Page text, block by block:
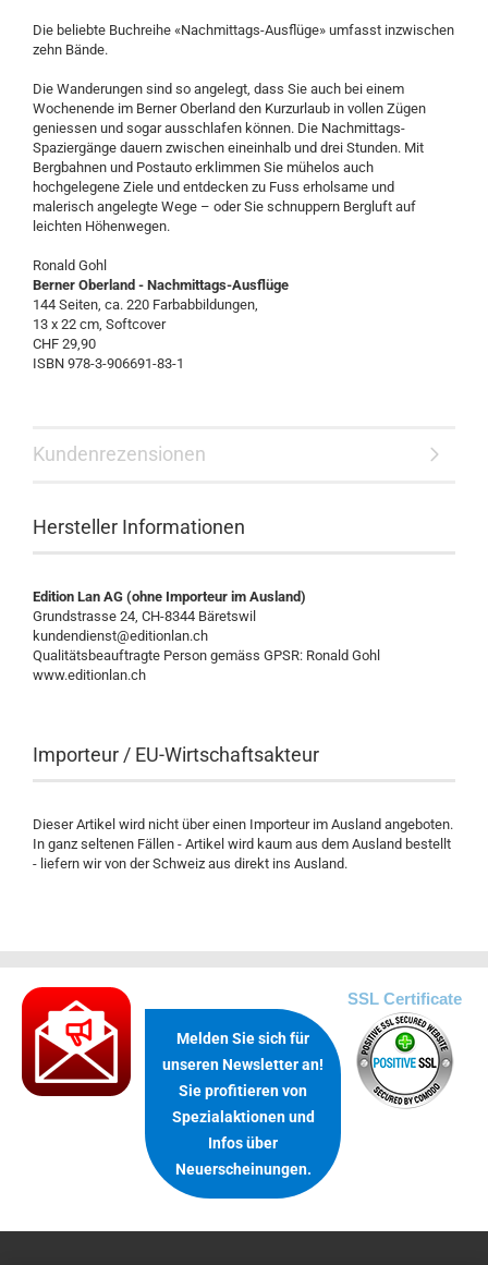
Die beliebte Buchreihe «Nachmittags-Ausflüge» umfasst inzwischen
zehn Bände.
Die Wanderungen sind so angelegt, dass Sie auch bei einem
Wochenende im Berner Oberland den Kurz­urlaub in vollen Zügen
geniessen und sogar ausschlafen können. Die Nachmittags-
Spaziergänge dauern zwischen eineinhalb und drei Stunden. Mit
Bergbahnen und Postauto erklimmen Sie mühelos auch
hochgelegene Ziele und entdecken zu Fuss erholsame und
malerisch angelegte Wege – oder Sie schnuppern Bergluft auf
leichten Höhenwegen.
Ronald Gohl
Berner Oberland - Nachmittags-Ausflüge
144 Seiten, ca. 220 Farbabbildungen,
13 x 22 cm, Softcover
CHF 29,90
ISBN 978-3-906691-83-1
Kundenrezensionen
Hersteller Informationen
Edition Lan AG (ohne Importeur im Ausland)
Grundstrasse 24, CH-8344 Bäretswil
kundendienst@editionlan.ch
Qualitätsbeauftragte Person gemäss GPSR: Ronald Gohl
www.editionlan.ch
Importeur / EU-Wirtschaftsakteur
Dieser Artikel wird nicht über einen Importeur im Ausland angeboten.
In ganz seltenen Fällen - Artikel wird kaum aus dem Ausland bestellt
- liefern wir von der Schweiz aus direkt ins Ausland.
Melden Sie sich für
unseren Newsletter an!
Sie profitieren von
Spezialaktionen und
Infos über
Neuerscheinungen.
SSL Certificate